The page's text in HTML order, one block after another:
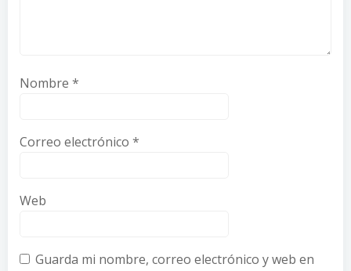
Nombre *
Correo electrónico *
Web
Guarda mi nombre, correo electrónico y web en